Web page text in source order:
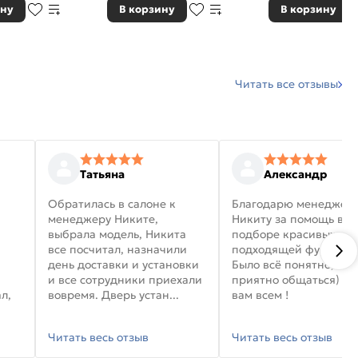
В корзину В корзину
Читать все отзывы
Татьяна
Обратилась в салоне к
менеджеру Никите,
выбрала модель, Никита
все посчитал, назначили
день доставки и установки
и все сотрудники приехали
вовремя. Дверь устан...
Читать весь отзыв
Александр
Благодарю
Никиту за помощь в
подборе красивых
подходящей
Было всё понятно, и
приятно общаться)
вам всем !
Читать весь отзыв